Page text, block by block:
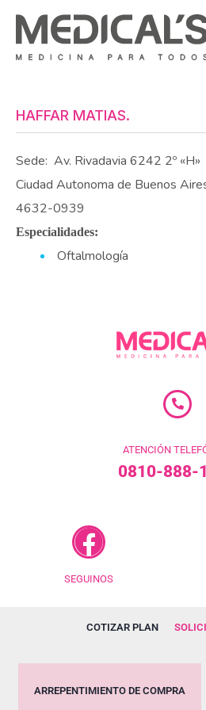
HAFFAR MATIAS.
Sede: Av. Rivadavia 6242 2º «H»
Ciudad Autonoma de Buenos
4632-0939
Especialidades:
Oftalmología
ATENCIÓN
0810-888-
SEGUINOS
COTIZAR PLAN
ARREPENTIMIENTO DE COMPRA